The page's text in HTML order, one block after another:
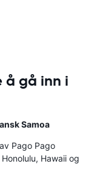
å gå inn i
Samoa
Pago Pago
Hawaii og